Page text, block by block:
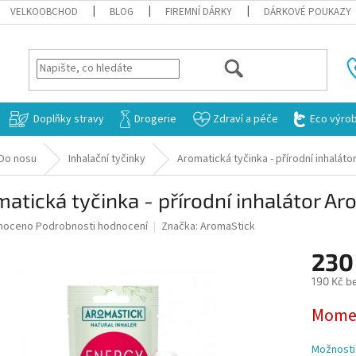
VELKOOBCHOD BLOG FIREMNÍ DÁRKY DÁRKOVÉ POUKAZY
HLEDAT
Doplňky stravy Drogerie Zdraví a péče Eco
nosu Inhalační tyčinky Aromatická tyčinka - přírodní
tyčinka - přírodní inhalátor
Podrobnosti hodnocení Značka: AromaStick
190 Kč
cena: